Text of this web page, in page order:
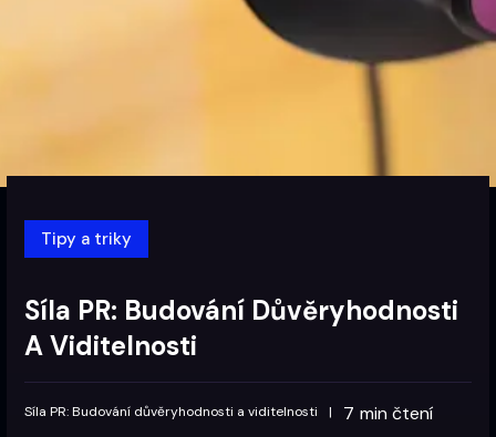
Tipy a triky
Síla PR: Budování Důvěryhodnosti
A Viditelnosti
Síla PR: Budování důvěryhodnosti a viditelnosti | 7 min čtení